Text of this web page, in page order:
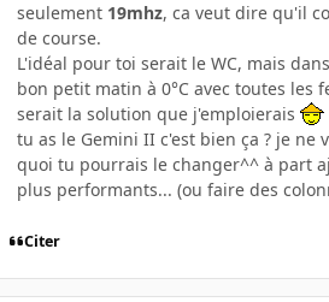
seulement 19mhz, ca veut dire qu'il
de course.
L'idéal pour toi serait le WC, mais
bon petit matin à 0°C avec toutes les
serait la solution que j'emploierais
tu as le Gemini II c'est bien ça ? je ne
quoi tu pourrais le changer^^ à part
plus performants... (ou faire des
Citer